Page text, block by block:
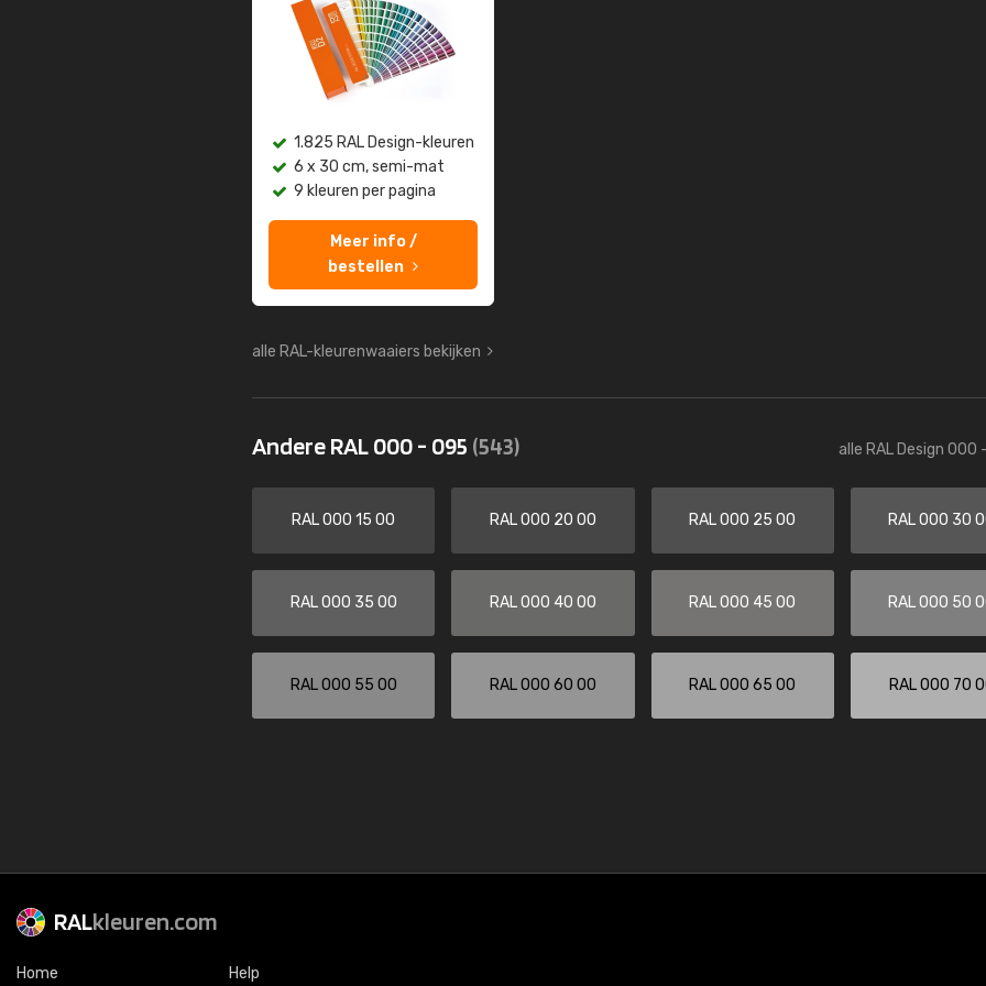
1.825 RAL Design-kleuren
6 x 30 cm, semi-mat
9 kleuren per pagina
Meer info /
bestellen
alle RAL-kleurenwaaiers bekijken
Andere RAL 000 - 095 (543) alle RAL Design 000
RAL 000 15 00 RAL 000 20 00 RAL 000 25 00 RAL 000 30
RAL 000 35 00 RAL 000 40 00 RAL 000 45 00 RAL 000 50
RAL 000 55 00 RAL 000 60 00 RAL 000 65 00 RAL 000 70
RALkleuren.com
Home Help